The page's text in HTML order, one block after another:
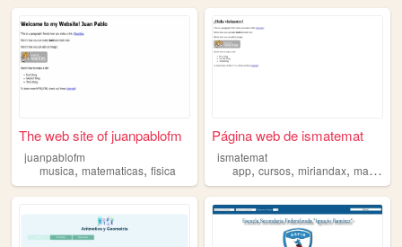
The web site of juanpablofm
juanpablofm
musica, matematicas, fisica
Página web de ismatemat
ismatemat
app,cursos,miriandax,matematicas